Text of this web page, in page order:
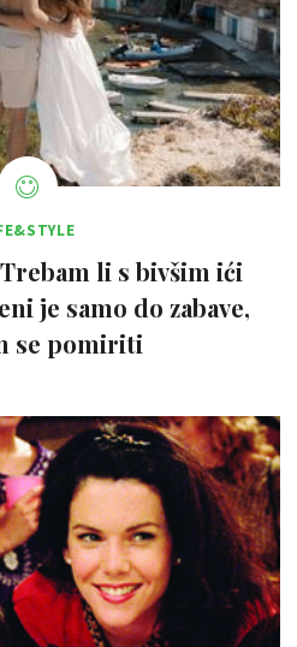
li s bivšim ići
je samo do zabave,
se pomiriti